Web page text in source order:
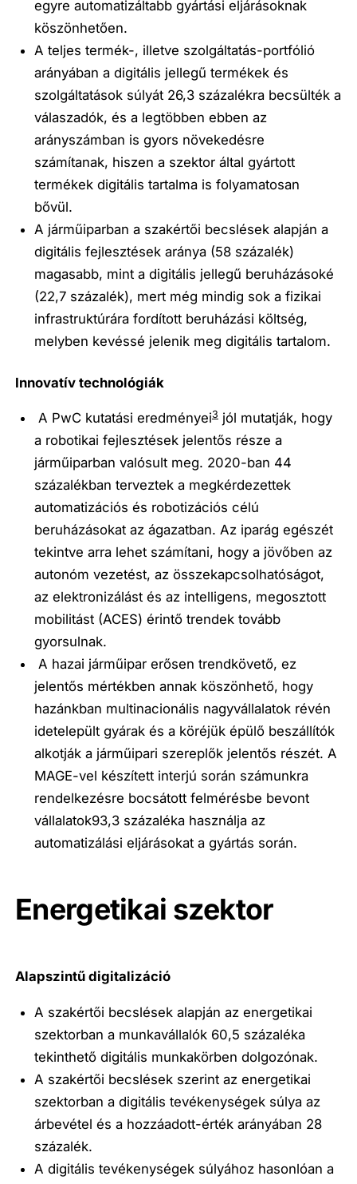
egyre automatizáltabb gyártási eljárásoknak
köszönhetően.
A teljes termék-, illetve szolgáltatás-portfólió
arányában a digitális jellegű termékek és
szolgáltatások súlyát 26,3 százalékra becsülték a
válaszadók, és a legtöbben ebben az
arányszámban is gyors növekedésre
számítanak, hiszen a szektor által gyártott
termékek digitális tartalma is folyamatosan
bővül.
A járműiparban a szakértői becslések alapján a
digitális fejlesztések aránya (58 százalék)
magasabb, mint a digitális jellegű beruházásoké
(22,7 százalék), mert még mindig sok a fizikai
infrastruktúrára fordított beruházási költség,
melyben kevéssé jelenik meg digitális tartalom.
Innovatív technológiák
A PwC kutatási eredményei3 jól mutatják, hogy
a robotikai fejlesztések jelentős része a
járműiparban valósult meg. 2020-ban 44
százalékban terveztek a megkérdezettek
automatizációs és robotizációs célú
beruházásokat az ágazatban. Az iparág egészét
tekintve arra lehet számítani, hogy a jövőben az
autonóm vezetést, az összekapcsolhatóságot,
az elektronizálást és az intelligens, megosztott
mobilitást (ACES) érintő trendek tovább
gyorsulnak.
A hazai járműipar erősen trendkövető, ez
jelentős mértékben annak köszönhető, hogy
hazánkban multinacionális nagyvállalatok révén
idetelepült gyárak és a köréjük épülő beszállítók
alkotják a járműipari szereplők jelentős részét. A
MAGE-vel készített interjú során számunkra
rendelkezésre bocsátott felmérésbe bevont
vállalatok93,3 százaléka használja az
automatizálási eljárásokat a gyártás során.
Energetikai szektor
Alapszintű digitalizáció
A szakértői becslések alapján az energetikai
szektorban a munkavállalók 60,5 százaléka
tekinthető digitális munkakörben dolgozónak.
A szakértői becslések szerint az energetikai
szektorban a digitális tevékenységek súlya az
árbevétel és a hozzáadott-érték arányában 28
százalék.
A digitális tevékenységek súlyához hasonlóan a